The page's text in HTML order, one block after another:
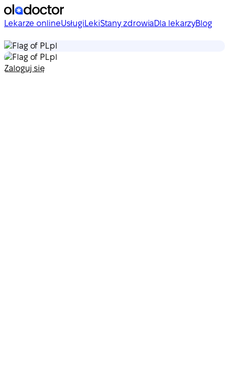
Lekarze onlineUsługi LekiStany zdrowiaDla lekarzyBlog
pl
pl
Zaloguj się